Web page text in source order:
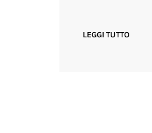
LEGGI TUTTO